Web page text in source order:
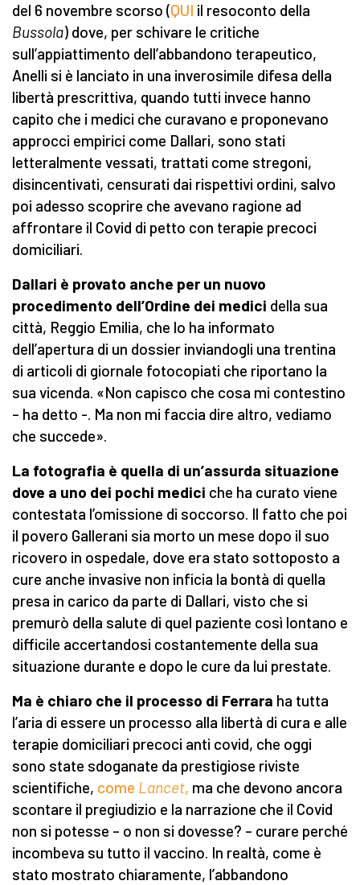
del 6 novembre scorso (QUI il resoconto della
Bussola) dove, per schivare le critiche
sull’appiattimento dell’abbandono terapeutico,
Anelli si è lanciato in una inverosimile difesa della
libertà prescrittiva, quando tutti invece hanno
capito che i medici che curavano e proponevano
approcci empirici come Dallari, sono stati
letteralmente vessati, trattati come stregoni,
disincentivati, censurati dai rispettivi ordini, salvo
poi adesso scoprire che avevano ragione ad
affrontare il Covid di petto con terapie precoci
domiciliari.
Dallari è provato anche per un nuovo
procedimento dell’Ordine dei medici della sua
città, Reggio Emilia, che lo ha informato
dell’apertura di un dossier inviandogli una trentina
di articoli di giornale fotocopiati che riportano la
sua vicenda. «Non capisco che cosa mi contestino
– ha detto -. Ma non mi faccia dire altro, vediamo
che succede».
La fotografia è quella di un’assurda situazione
dove a uno dei pochi medici che ha curato viene
contestata l’omissione di soccorso. Il fatto che poi
il povero Gallerani sia morto un mese dopo il suo
ricovero in ospedale, dove era stato sottoposto a
cure anche invasive non inficia la bontà di quella
presa in carico da parte di Dallari, visto che si
premurò della salute di quel paziente così lontano e
difficile accertandosi costantemente della sua
situazione durante e dopo le cure da lui prestate.
Ma è chiaro che il processo di Ferrara ha tutta
l’aria di essere un processo alla libertà di cura e alle
terapie domiciliari precoci anti covid, che oggi
sono state sdoganate da prestigiose riviste
scientifiche, come Lancet, ma che devono ancora
scontare il pregiudizio e la narrazione che il Covid
non si potesse – o non si dovesse? – curare perché
incombeva su tutto il vaccino. In realtà, come è
stato mostrato chiaramente, l’abbandono